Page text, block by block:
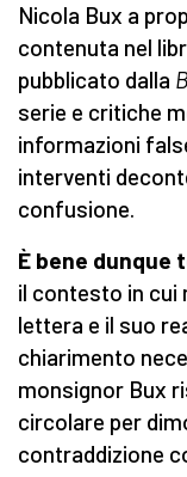
Nicola Bux a
contenuta nel
pubblicato dalla
serie e critiche
informazioni
interventi
confusione.
È bene dunque
il contesto in cui
lettera e il suo
chiarimento
monsignor Bux
circolare per
contraddizione